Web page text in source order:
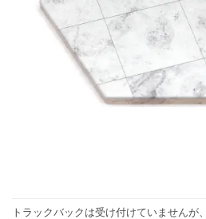
トラックバックは受け付けていませんが、